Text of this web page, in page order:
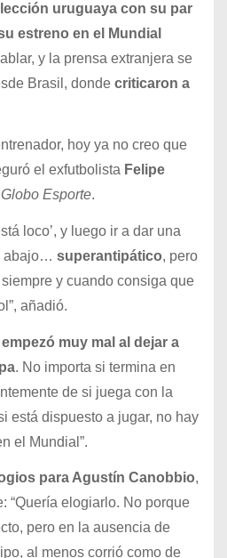
uruguaya con su par
estreno en el Mundial
y la prensa extranjera se
Brasil, donde criticaron a
hoy ya no creo que
el exfutbolista Felipe
Globo Esporte.
loco’, y luego ir a dar una
abajo… superantipático, pero
y cuando consiga que
añadió.
empezó muy mal al dejar a
. No importa si termina en
de si juega con la
está dispuesto a jugar, no hay
el Mundial”.
para Agustín Canobbio,
“Quería elogiarlo. No porque
pero en la ausencia de
al menos corrió como de